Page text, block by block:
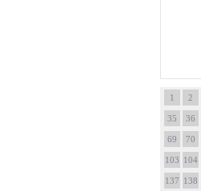
1 2
35 36
69 70
103 104
137 138